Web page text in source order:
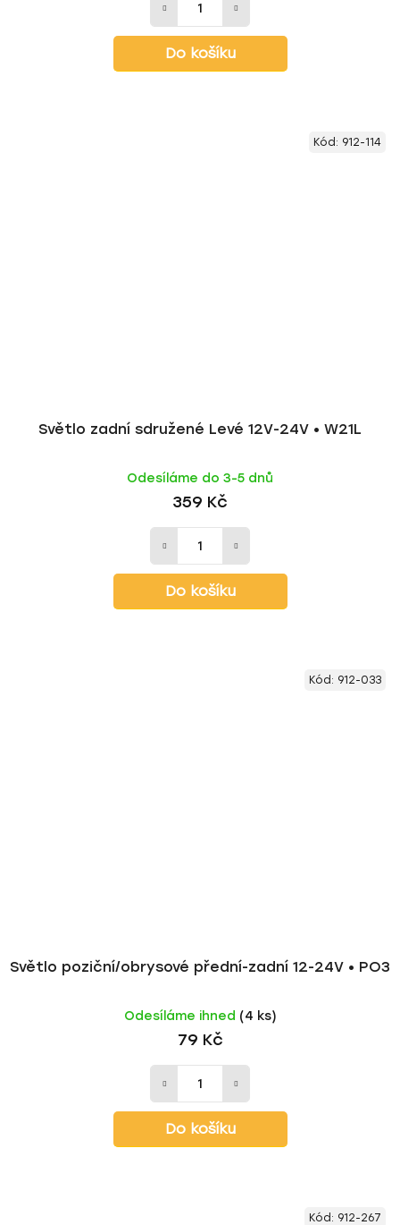
Do košíku
Světlo zadní sdružené Levé 12V-24V • W21L
Odesíláme do 3-5 dnů
359 Kč
Do košíku
Kód: 912-114
Světlo poziční/obrysové přední-zadní 12-24V • PO3
Odesíláme ihned (4 ks)
79 Kč
Do košíku
Kód: 912-033
Kód: 912-267